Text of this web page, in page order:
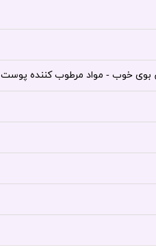
خوب - مواد مرطوب کننده پوست